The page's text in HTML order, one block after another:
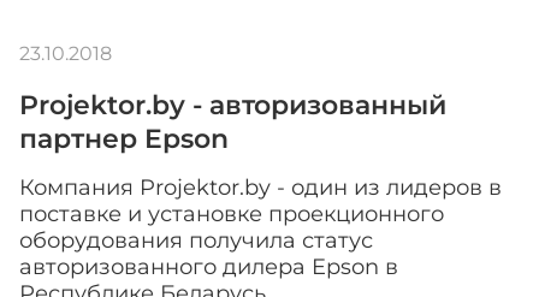
Projektor.by - авторизованный
партнер Epson
Компания Projektor.by - один из лидеров в
поставке и установке проекционного
оборудования получила статус
авторизованного дилера Epson в
23.10.2018